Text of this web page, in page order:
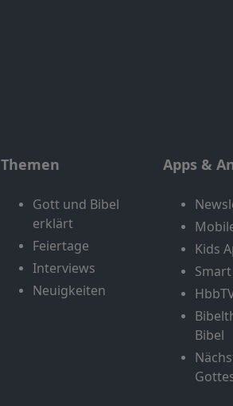
Themen
Gott und Bibel
erklärt
Feiertage
Interviews
Neuigkeiten
Apps &
Kids
Smart
Bibel